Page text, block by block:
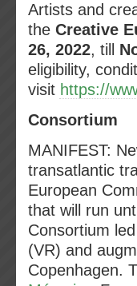
Artists and
the Creative
26, 2022, till
eligibility,
visit https://
Consortium
MANIFEST:
transatlantic
European
that will run
Consortium
(VR) and
Copenhagen.